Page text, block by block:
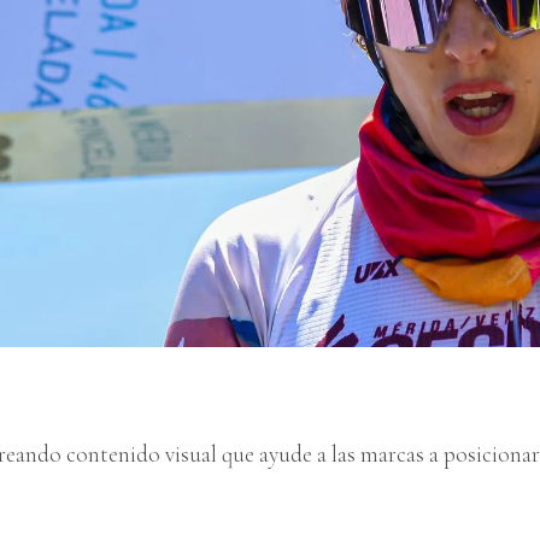
contenido visual que ayude a las marcas a